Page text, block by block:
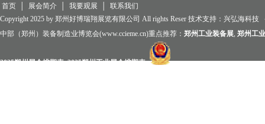
首页 展会简介 我要观展
联系我们
Copyright 2025 by 郑州好博瑞翔展览有限公司 All rights Reser 技术支持： 兴弘海科技
中部（郑州）装备制造业博览会(www.ccieme.cn)重点推荐： 郑州工业装备展, 郑州工
2025郑州展会排期表,2025郑州工业展会排期表,